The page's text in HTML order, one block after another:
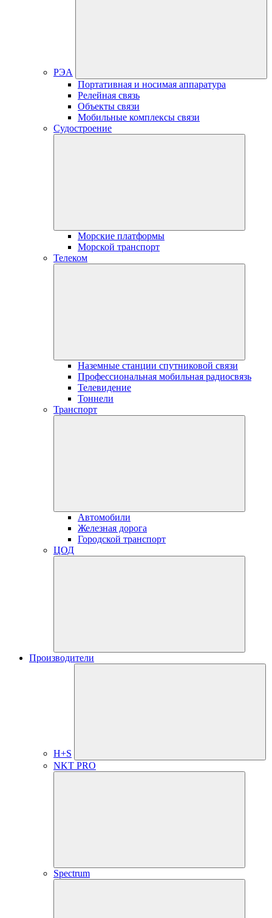
РЭА
Портативная и носимая аппаратура
Релейная связь
Объекты связи
Мобильные комплексы связи
Судостроение
Морские платформы
Морской транспорт
Телеком
Наземные станции спутниковой связи
Профессиональная мобильная радиосвязь
Телевидение
Тоннели
Транспорт
Автомобили
Железная дорога
Городской транспорт
ЦОД
Производители
H+S
NKT PRO
Spectrum